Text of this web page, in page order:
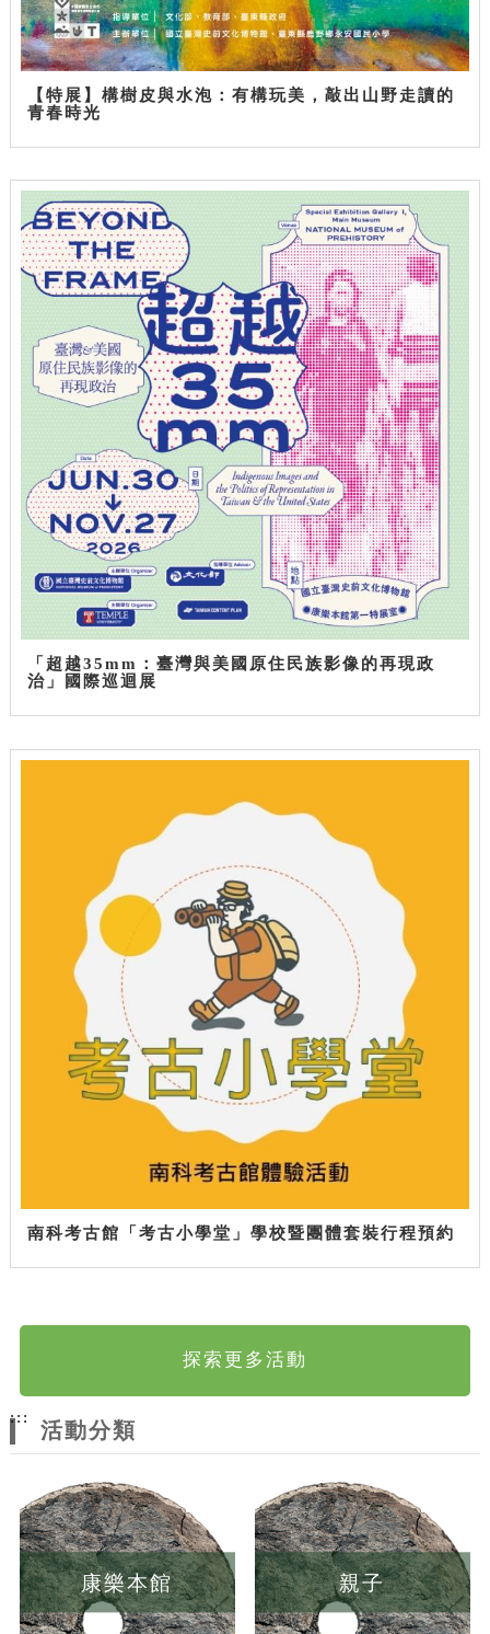
【特展】構樹皮與水泡：有構玩美，敲出山野走讀的
青春時光
「超越35mm：臺灣與美國原住民族影像的再現政
治」國際巡迴展
南科考古館「考古小學堂」學校暨團體套裝行程預約
探索更多活動
:::
活動分類
康樂本館 親子